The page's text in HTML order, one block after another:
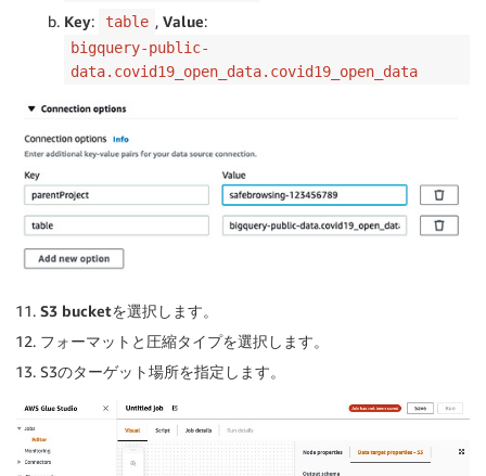
Key: table , Value:
bigquery-public-
data.covid19_open_data.covid19_open_data
S3 bucketを選択します。
フォーマットと圧縮タイプを選択します。
S3のターゲット場所を指定します。